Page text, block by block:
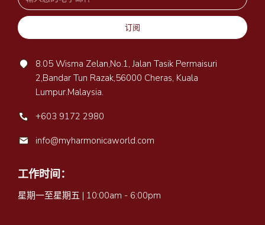
订阅
8.05 Wisma Zelan,No.1, Jalan Tasik Permaisuri
2,Bandar Tun Razak,56000 Cheras, Kuala
Lumpur.Malaysia.
+603 9172 2980
info@myharmonicaworld.com
工作时间：
星期一至星期五 | 10:00am - 6:00pm